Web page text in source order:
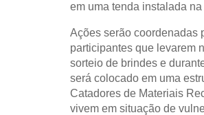
em uma tenda instalada
Ações serão coordenadas
participantes que levarem
sorteio de brindes e
será colocado em uma
Catadores de Materiais
vivem em situação de